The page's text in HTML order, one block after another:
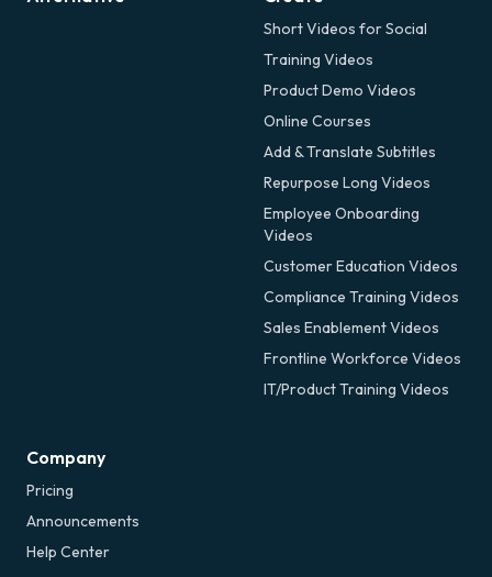
Short Videos for Social
Training Videos
Product Demo Videos
Online Courses
Add & Translate Subtitles
Repurpose Long Videos
Employee Onboarding
Videos
Customer Education Videos
Compliance Training Videos
Sales Enablement Videos
Frontline Workforce Videos
IT/Product Training Videos
Company
Pricing
Announcements
Help Center